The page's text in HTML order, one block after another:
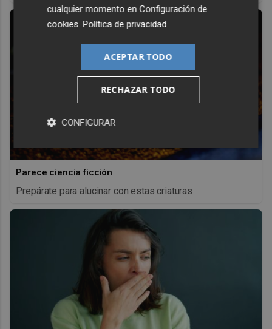
Parece ciencia ficción
Prepárate para alucinar con estas criaturas
cualquier momento enConfiguración de
cookies.Política de privacidad
ACEPTAR TODO
RECHAZAR TODO
CONFIGURAR